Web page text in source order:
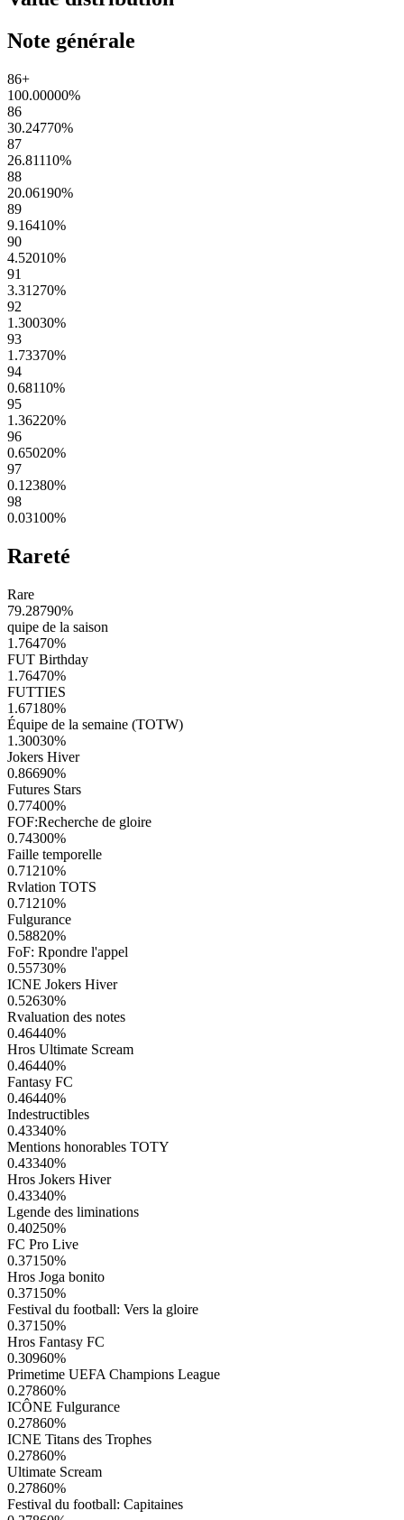
Note générale
86+
100.00000%
86
30.24770%
87
26.81110%
88
20.06190%
89
9.16410%
90
4.52010%
91
3.31270%
92
1.30030%
93
1.73370%
94
0.68110%
95
1.36220%
96
0.65020%
97
0.12380%
98
0.03100%
Rareté
Rare
79.28790%
quipe de la saison
1.76470%
FUT Birthday
1.76470%
FUTTIES
1.67180%
Équipe de la semaine (TOTW)
1.30030%
Jokers Hiver
0.86690%
Futures Stars
0.77400%
FOF:Recherche de gloire
0.74300%
Faille temporelle
0.71210%
Rvlation TOTS
0.71210%
Fulgurance
0.58820%
FoF: Rpondre l'appel
0.55730%
ICNE Jokers Hiver
0.52630%
Rvaluation des notes
0.46440%
Hros Ultimate Scream
0.46440%
Fantasy FC
0.46440%
Indestructibles
0.43340%
Mentions honorables TOTY
0.43340%
Hros Jokers Hiver
0.43340%
Lgende des liminations
0.40250%
FC Pro Live
0.37150%
Hros Joga bonito
0.37150%
Festival du football: Vers la gloire
0.37150%
Hros Fantasy FC
0.30960%
Primetime UEFA Champions League
0.27860%
ICÔNE Fulgurance
0.27860%
ICNE Titans des Trophes
0.27860%
Ultimate Scream
0.27860%
Festival du football: Capitaines